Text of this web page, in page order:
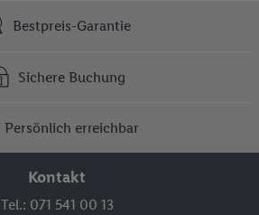
Bestpreis-Garantie
Sichere Buchung
Persönlich erreichbar
Kontakt
Tel.: 071 541 00 13